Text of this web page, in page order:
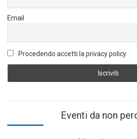
Email
Procedendo accetti la privacy policy
Eventi da non